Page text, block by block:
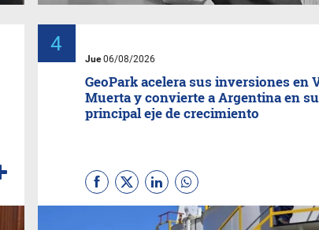
Jue06/08/2026
GeoPark acelera sus inversiones en
Muerta y convierte a Argentina en su
principal eje de crecimiento